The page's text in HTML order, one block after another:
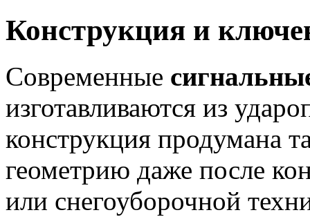
Конструкция и
Современные
изготавливаются из
конструкция продумана
геометрию даже после
или снегоуборочной